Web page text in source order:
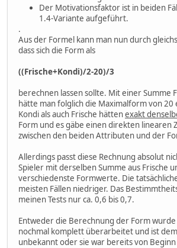
Der Motivationsfaktor ist in beiden
1.4-Variante aufgeführt.
.
Aus der Formel kann man nun durch
dass sich die Form als
((Frische+Kondi)/2-20)/3
berechnen lassen sollte. Mit einer Summe
hätte man folglich die Maximalform von 20
Kondi als auch Frische hättenexakt
Form und es gäbe einen direkten linearen
zwischen den beiden Attributen und der
Allerdings passt diese Rechnung absolut
Spieler mit derselben Summe aus Frische
verschiedenste Formwerte. Die
meisten Fällen niedriger. Das
meinen Tests nur ca. 0,6 bis 0,7.
Entweder die Berechnung der Form
nochmal komplett überarbeitet und ist
unbekannt oder sie war bereits von